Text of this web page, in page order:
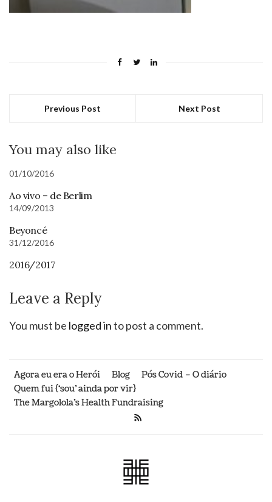
Previous Post Next Post
You may also like
01/10/2016
Ao vivo – de Berlim
14/09/2013
Beyoncé
31/12/2016
2016/2017
Leave a Reply
You must be logged into post a comment.
Agora eu era o Herói Blog
Pós Covid – O diário
Quem fui {‘sou’ ainda por vir}
The Margolola’s Health Fundraising